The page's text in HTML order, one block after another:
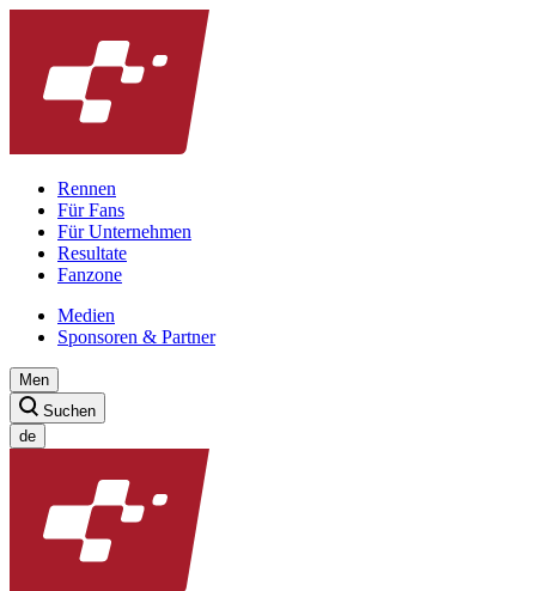
Rennen
Für Fans
Für Unternehmen
Resultate
Fanzone
Medien
Sponsoren & Partner
Men
Suchen
de